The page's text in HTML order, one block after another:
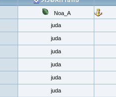
Noa_A
juda
juda
juda
juda
juda
juda